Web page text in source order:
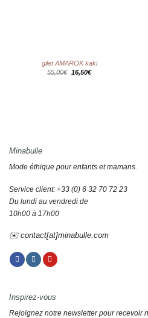
gilet AMAROK kaki
55,00€
Le
prix
16,50€Le
Minabulle
Mode éthique pour enfants et mamans.
Service client: +33 (0) 6 32 70 72 23
Du lundi au vendredi de
10h00 à 17h00
✉️ contact[at]minabulle.com
Inspirez-vous
Rejoignez notre newsletter pour recevoir